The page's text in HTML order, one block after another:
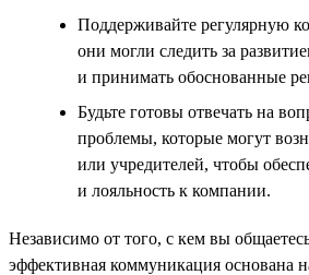
Поддерживайте регулярную
они могли следить за
и принимать обоснованные
Будьте готовы отвечать на
проблемы, которые могут
или учредителей, чтобы
и лояльность к компании.
Независимо от того, с кем вы
эффективная коммуникация основана